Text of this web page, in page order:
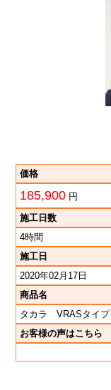
価格
185,900 円
施工日数
4時間
施工日
2020年02月17日
商品名
タカラ VRASタイプ
お客様の声はこちら